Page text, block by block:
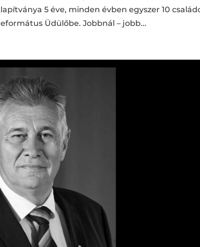
5 éve, minden évben egyszer 10
Üdülőbe. Jobbnál – jobb...